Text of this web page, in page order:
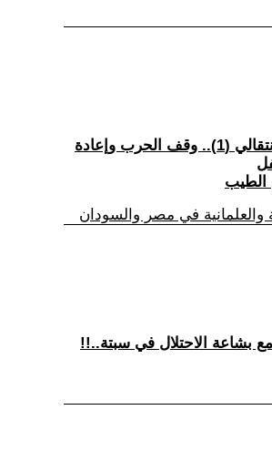
(30) 15. البرنامج الانتقالي (1).. وقف الحرب وإعادة
والعلمانية في مصر والسودان